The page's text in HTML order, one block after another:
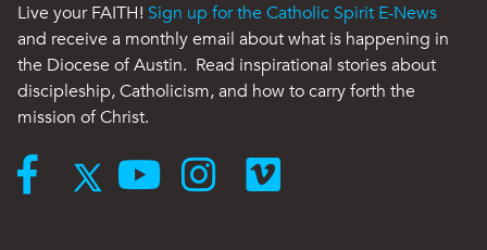
Live your FAITH! Sign up for the Catholic Spirit E-News
and receive a monthly email about what is happening in
the Diocese of Austin. Read inspirational stories about
discipleship, Catholicism, and how to carry forth the
mission of Christ.